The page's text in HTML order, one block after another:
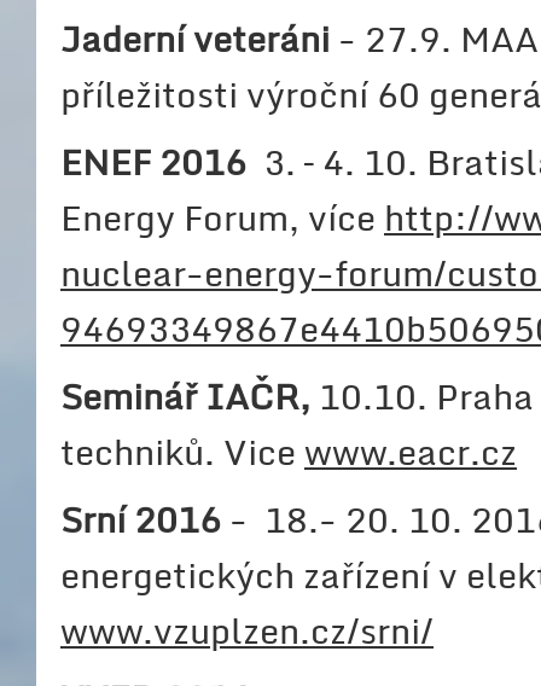
Jaderní veteráni - 27.9.
příležitosti výroční 60
ENEF 2016 3. – 4. 10.
Energy Forum, více http://
nuclear-energy-forum/
Seminář IAČR, 10.10.
techniků. Vicewww.eacr.cz
Srní 2016- 18.- 20. 10.
energetických zařízení v
www.vzuplzen.cz/srni/